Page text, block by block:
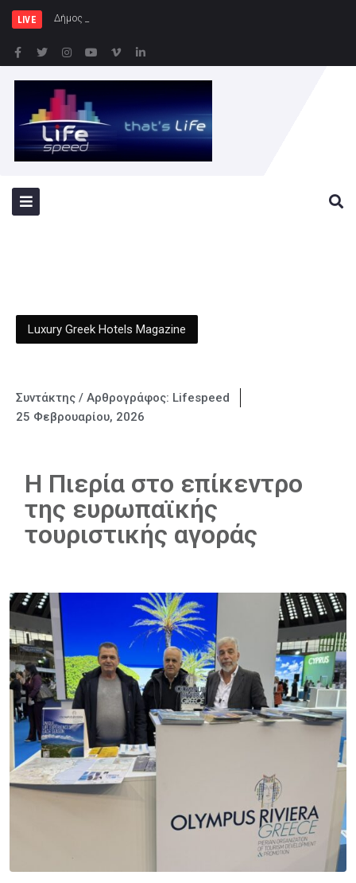
LIVE Δήμος Πατρέων : Τα παιδιά των
Luxury Greek Hotels Magazine
Συντάκτης / Αρθρογράφος: Lifespeed
25 Φεβρουαρίου, 2026
Η Πιερία στο επίκεντρο
της ευρωπαϊκής
τουριστικής αγοράς